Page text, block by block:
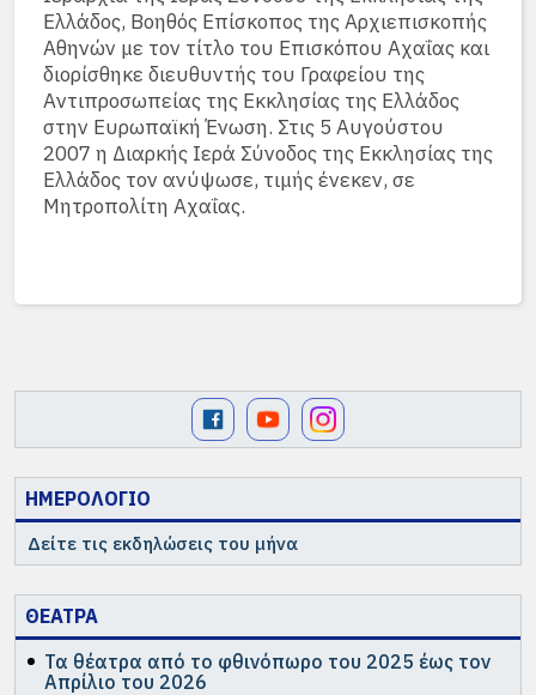
ΗΜΕΡΟΛΟΓΙΟ
Δείτε τις εκδηλώσεις του μήνα
ΘΕΑΤΡΑ
Τα θέατρα από το φθινόπωρο του 2025 έως τον
Απρίλιο του 2026
Ελλάδος, Βοηθός Επίσκοπος της Αρχιεπισκοπής
Αθηνών με τον τίτλο του Επισκόπου Αχαΐας και
διορίσθηκε διευθυντής του Γραφείου της
Αντιπροσωπείας της Εκκλησίας της Ελλάδος
στην Ευρωπαϊκή Ένωση. Στις 5 Αυγούστου
2007 η Διαρκής Ιερά Σύνοδος της Εκκλησίας της
Ελλάδος τον ανύψωσε, τιμής ένεκεν, σε
Μητροπολίτη Αχαΐας.